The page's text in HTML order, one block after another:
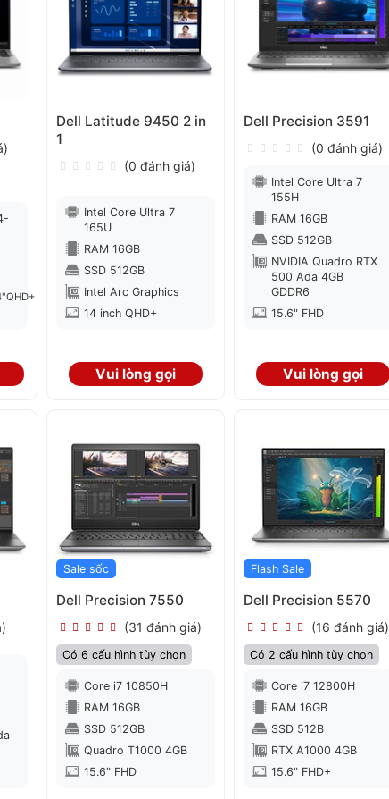
Dell Latitude 9450 2 in
1
(0 đánh giá)
Intel Core Ultra 7
165U
RAM 16GB
SSD 512GB
Intel Arc Graphics
14 inch QHD+
Vui lòng gọi
Dell Precision 3591
(0 đánh giá)
Intel Core Ultra 7
155H
RAM 16GB
SSD 512GB
NVIDIA Quadro RTX
500 Ada 4GB
GDDR6
15.6" FHD
Vui lòng gọi
Sale sốc
Dell Precision 7550
(31 đánh giá)
Có 6 cấu hình tùy chọn
Core i7 10850H
RAM 16GB
SSD 512GB
Quadro T1000 4GB
15.6" FHD
Flash Sale
Dell Precision 5570
(16 đánh giá)
Có 2 cấu hình tùy chọn
Core i7 12800H
RAM 16GB
SSD 512B
RTX A1000 4GB
15.6" FHD+